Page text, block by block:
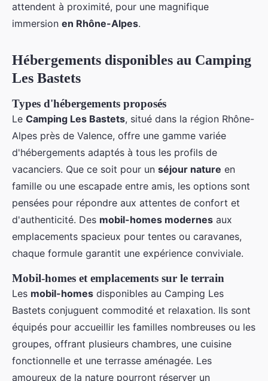
attendent à proximité, pour une magnifique
immersion en Rhône-Alpes.
Hébergements disponibles au Camping
Les Bastets
Types d'hébergements proposés
Le Camping Les Bastets, situé dans la région Rhône-
Alpes près de Valence, offre une gamme variée
d'hébergements adaptés à tous les profils de
vacanciers. Que ce soit pour un séjour nature en
famille ou une escapade entre amis, les options sont
pensées pour répondre aux attentes de confort et
d'authenticité. Des mobil-homes modernes aux
emplacements spacieux pour tentes ou caravanes,
chaque formule garantit une expérience conviviale.
Mobil-homes et emplacements sur le terrain
Les mobil-homes disponibles au Camping Les
Bastets conjuguent commodité et relaxation. Ils sont
équipés pour accueillir les familles nombreuses ou les
groupes, offrant plusieurs chambres, une cuisine
fonctionnelle et une terrasse aménagée. Les
amoureux de la nature pourront réserver un